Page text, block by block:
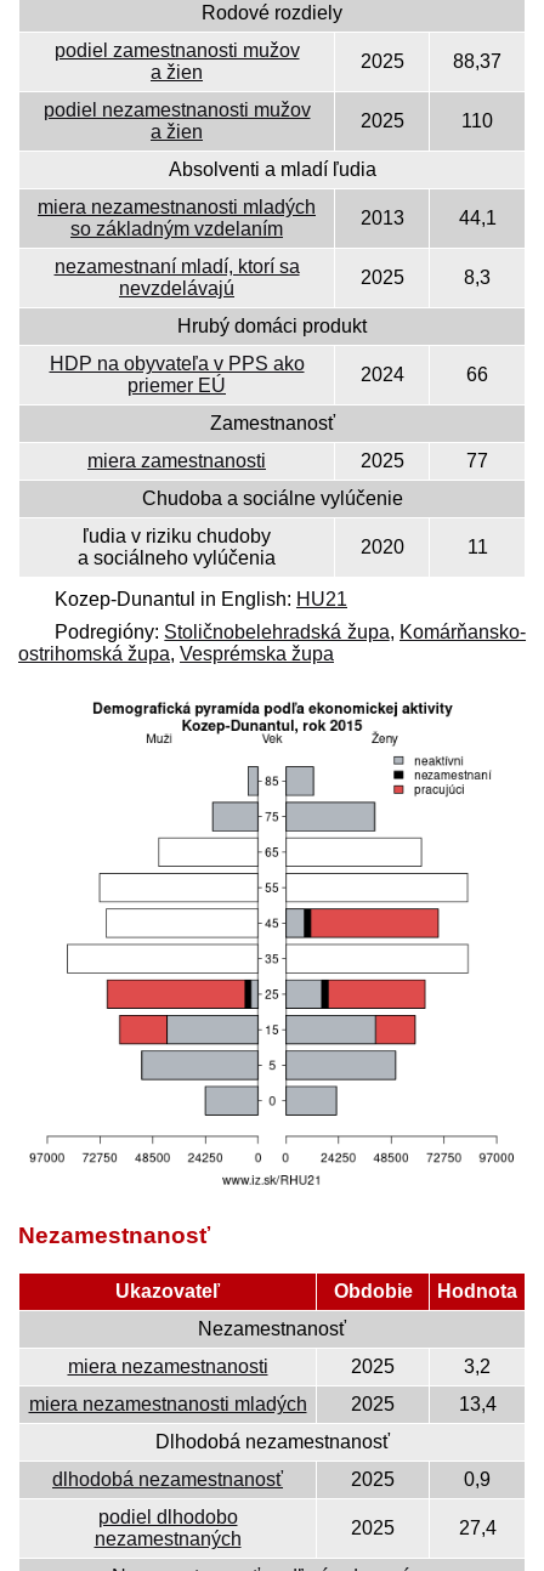
Rodové rozdiely
podiel zamestnanosti mužov
a žien
2025 88,37
podiel nezamestnanosti mužov
a žien
2025 110
Absolventi a mladí ľudia
miera nezamestnanosti mladých
so základným vzdelaním
2013 44,1
nezamestnaní mladí, ktorí sa
nevzdelávajú
2025 8,3
Hrubý domáci produkt
HDP na obyvateľa v PPS ako
priemer EÚ
2024 66
Zamestnanosť
miera zamestnanosti
2025
77
Chudoba a sociálne vylúčenie
ľudia v riziku chudoby
a sociálneho vylúčenia
2020 11
Kozep-Dunantul in English: HU21
Podregióny: Stoličnobelehradská župa, Komárňansko-
ostrihomská župa, Vesprémska župa
Nezamestnanosť
Ukazovateľ Obdobie
Hodnota
Nezamestnanosť
miera nezamestnanosti
2025
3,2
miera nezamestnanosti mladých
2025
13,4
Dlhodobá nezamestnanosť
dlhodobá nezamestnanosť
2025
0,9
podiel dlhodobo
nezamestnaných
2025 27,4